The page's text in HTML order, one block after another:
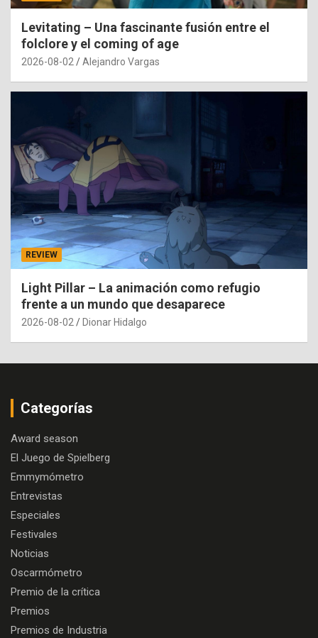
Levitating – Una fascinante fusión entre el
folclore y el coming of age
2026-08-02 Alejandro Vargas
REVIEW
Light Pillar – La animación como refugio
frente a un mundo que desaparece
2026-08-02 Dionar Hidalgo
Categorías
Award season
El Juego de Spielberg
Emmymómetro
Entrevistas
Especiales
Festivales
Noticias
Oscarmómetro
Premio de la crítica
Premios
Premios de Industria